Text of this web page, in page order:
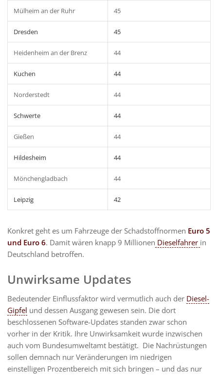
Mülheim an der Ruhr 45
Dresden 45
Heidenheim an der Brenz 44
Kuchen 44
Norderstedt 44
Schwerte 44
Gießen 44
Hildesheim 44
Mönchengladbach 44
Leipzig 42
Konkret geht es um Fahrzeuge der Schadstoffnormen Euro 5
und Euro 6. Damit wären knapp 9 Millionen Dieselfahrer in
Deutschland betroffen.
Unwirksame Updates
Bedeutender Einflussfaktor wird vermutlich auch der Diesel-
Gipfel und dessen Ausgang gewesen sein. Die dort
beschlossenen Software-Updates standen zwar schon
vorher in der Kritik. Ihre Unwirksamkeit wurde inzwischen
auch vom Bundesumweltamt bestätigt. Die Nachrüstungen
sollen demnach nur Veränderungen im niedrigen
einstelligen Prozentbereich mit sich bringen – und das nur